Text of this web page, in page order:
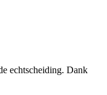
echtscheiding. Dank